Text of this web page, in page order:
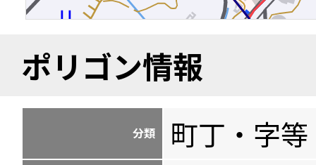
ポリゴン情報
分類 町丁・字等